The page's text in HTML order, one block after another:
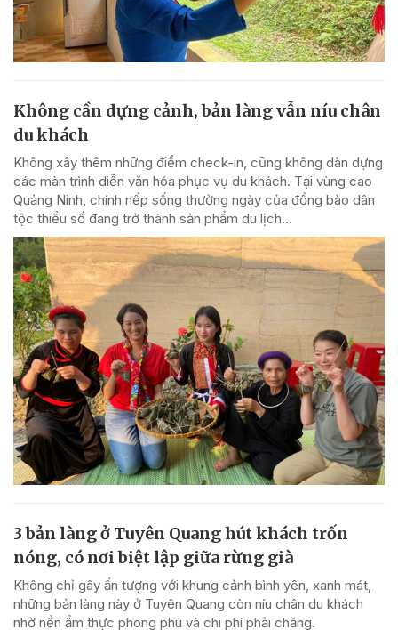
Không cần dựng cảnh, bản làng vẫn níu chân
du khách
Không xây thêm những điểm check-in, cũng không dàn dựng
các màn trình diễn văn hóa phục vụ du khách. Tại vùng cao
Quảng Ninh, chính nếp sống thường ngày của đồng bào dân
tộc thiểu số đang trở thành sản phẩm du lịch...
3 bản làng ở Tuyên Quang hút khách trốn
nóng, có nơi biệt lập giữa rừng già
Không chỉ gây ấn tượng với khung cảnh bình yên, xanh mát,
những bản làng này ở Tuyên Quang còn níu chân du khách
nhờ nền ẩm thực phong phú và chi phí phải chăng.